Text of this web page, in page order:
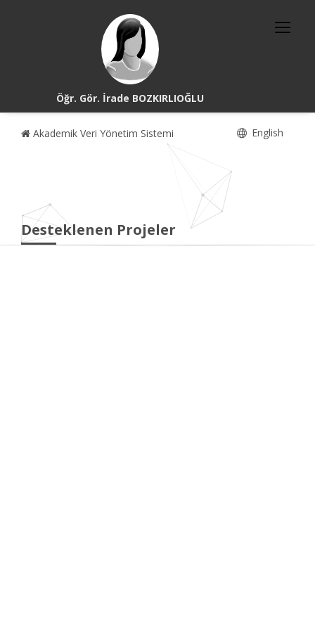
Öğr. Gör. İrade BOZKIRLIOĞLU
Akademik Veri Yönetim Sistemi English
Desteklenen Projeler